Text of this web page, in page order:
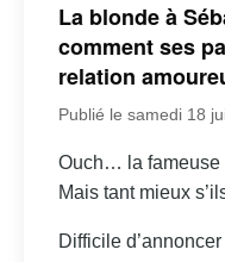
La blonde à
comment ses
relation
Publié le samedi 18
Ouch… la fameuse
Mais tant mieux
Difficile